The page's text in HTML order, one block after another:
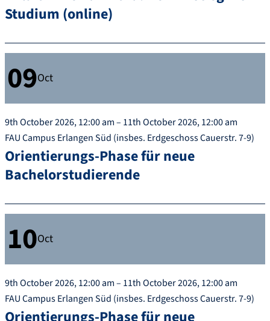
Studium (online)
09Oct
9th October 2026, 12:00 am – 11th October 2026, 12:00 am
Orientierungs-Phase für neue
Bachelorstudierende
FAU Campus Erlangen Süd (insbes. Erdgeschoss Cauerstr. 7-9)
10Oct
9th October 2026, 12:00 am – 11th October 2026, 12:00 am
FAU Campus Erlangen Süd (insbes. Erdgeschoss Cauerstr. 7-9)